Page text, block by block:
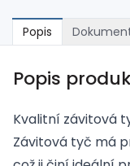
Popis
Popis
Kvalitní závitová
Závitová tyč má